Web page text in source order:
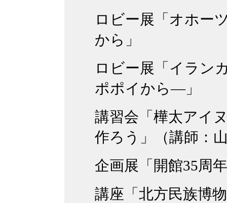
ロビー展「オホ
から」
ロビー展「イラン
ポポイから―」
講習会「樺太アイ
作ろう」（講師：
企画展「開館35周
講座「北方民族博